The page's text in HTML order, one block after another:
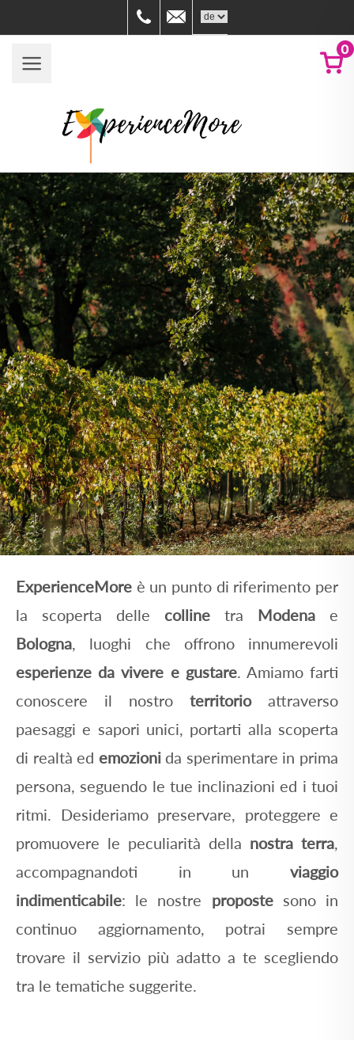
059758880info@experiencemore.it
0
ExperienceMore è un punto di riferimento per
la scoperta delle colline tra Modena e
Bologna , luoghi che offrono innumerevoli
esperienze da vivere e gustare. Amiamo farti
conoscere il nostro territorioattraverso
paesaggi e sapori unici, portarti alla scoperta
di realtà ed emozionida sperimentare in prima
persona, seguendo le tue inclinazioni ed i tuoi
ritmi. Desideriamo preservare, proteggere e
promuovere le peculiarità della nostra terra
accompagnandoti in un viaggio
indimenticabile: le nostre propostesono in
continuo aggiornamento, potrai sempre
trovare il servizio più adatto a te scegliendo
tra le tematiche suggerite.